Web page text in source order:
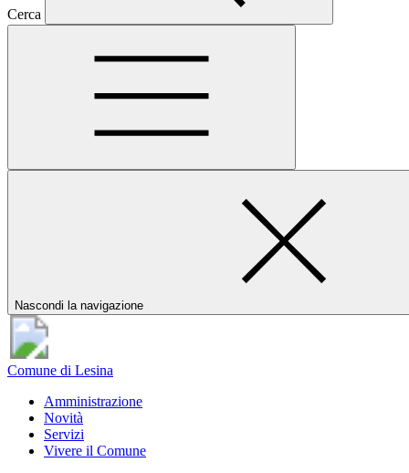
Cerca
Nascondi la navigazione
Comune di Lesina
Amministrazione
Novità
Servizi
Vivere il Comune